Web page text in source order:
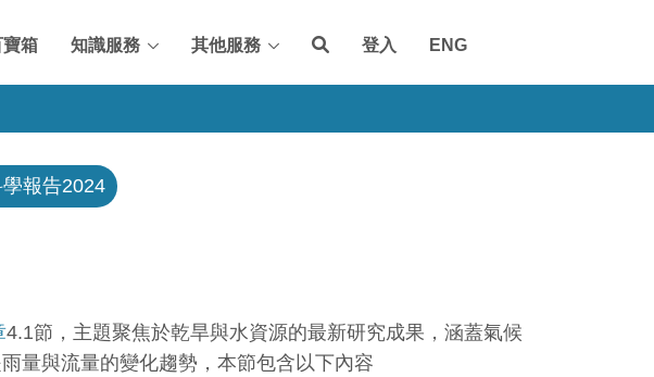
箱 知識服務 其他服務 登入 ENG
報告2024
4.1節，主題聚焦於乾旱與水資源的最新研究成果，涵蓋氣候
量與流量的變化趨勢，本節包含以下內容